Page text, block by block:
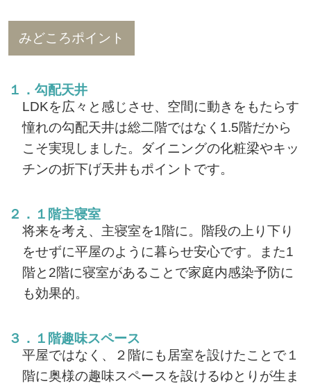
みどころポイント
１．勾配天井
LDKを広々と感じさせ、空間に動きをもたらす
憧れの勾配天井は総二階ではなく1.5階だから
こそ実現しました。ダイニングの化粧梁やキッ
チンの折下げ天井もポイントです。
２．１階主寝室
将来を考え、主寝室を1階に。階段の上り下り
をせずに平屋のように暮らせ安心です。また1
階と2階に寝室があることで家庭内感染予防に
も効果的。
３．１階趣味スペース
平屋ではなく、２階にも居室を設けたことで１
階に奥様の趣味スペースを設けるゆとりが生ま